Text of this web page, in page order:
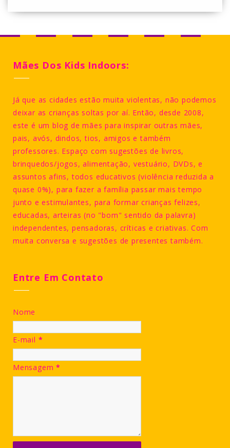
Mães Dos Kids Indoors:
Já que as cidades estão muita violentas, não podemos
deixar as crianças soltas por aí. Então, desde 2008,
este é um blog de mães para inspirar outras mães,
pais, avós, dindos, tios, amigos e também
professores. Espaço com sugestões de livros,
brinquedos/jogos, alimentação, vestuário, DVDs, e
assuntos afins, todos educativos (violência reduzida a
quase 0%), para fazer a família passar mais tempo
junto e estimulantes, para formar crianças felizes,
educadas, arteiras (no "bom" sentido da palavra)
independentes, pensadoras, críticas e criativas. Com
muita conversa e sugestões de presentes também.
Entre Em Contato
Nome
E-mail *
Mensagem*